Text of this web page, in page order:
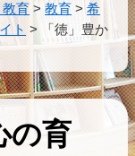
育 >教育 >希
ト >
「徳」豊か
の育